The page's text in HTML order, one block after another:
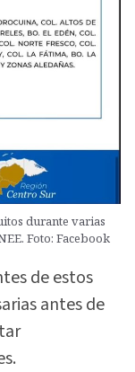
durante varias
Foto: Facebook
de estos
antes de